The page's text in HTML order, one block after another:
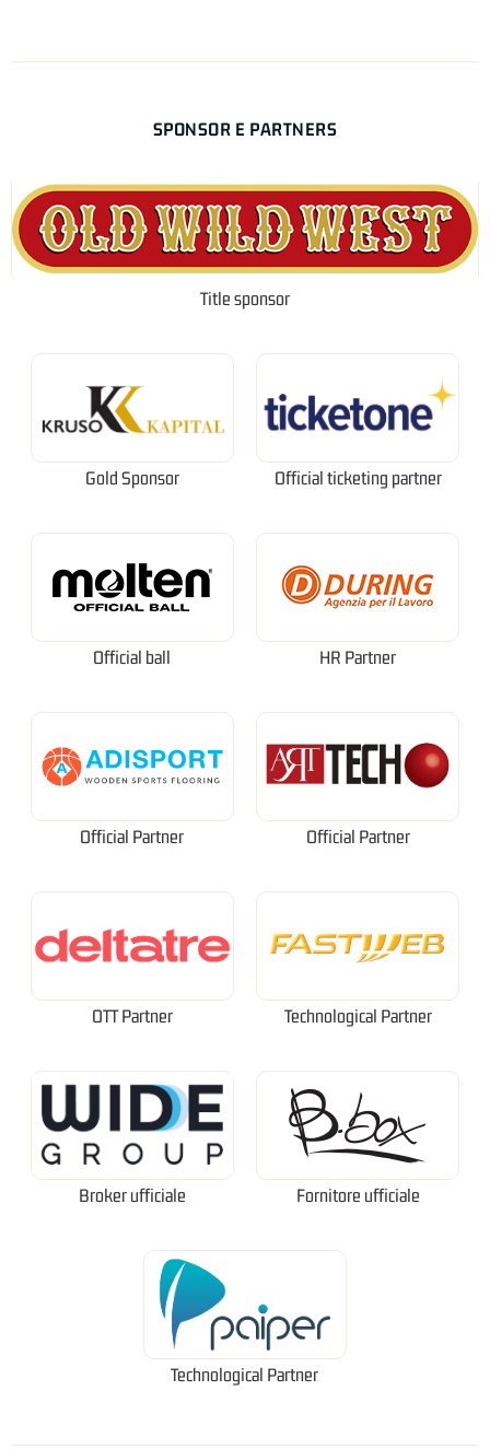
SPONSOR E PARTNERS
Title sponsor
Gold Sponsor Official ticketing partner
Official ball HR Partner
Official Partner Official Partner
OTT Partner Technological Partner
Broker ufficiale Fornitore ufficiale
Technological Partner